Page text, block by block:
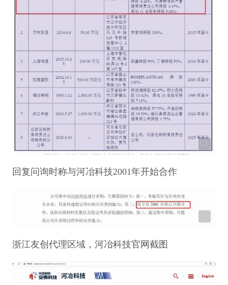
回复问询时称与河冶科技2001年开始合作
浙江友创代理区域，河冶科技官网截图